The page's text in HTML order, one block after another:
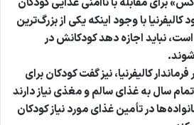
برای مقابله با ناامنی غذایی کودکان
با وجود اینکه یکی از بزرگ‌ترین
نباید اجازه دهد کودکانش در
کالیفرنیا، نیز گفت کودکان برای
سال به غذای سالم و مغذی نیاز دارند
در تأمین غذای مورد نیاز کودکان